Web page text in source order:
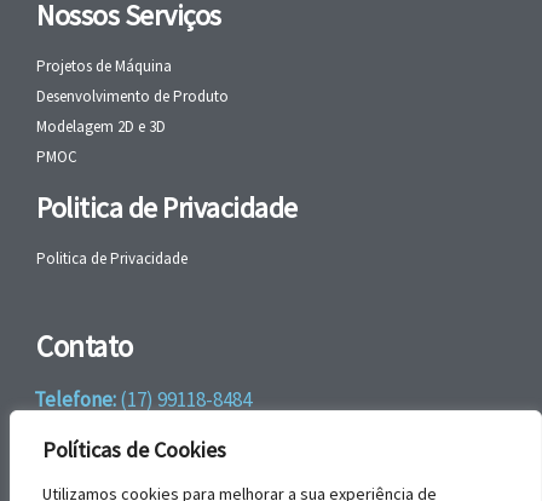
Políticas de Cookies
Utilizamos cookies para melhorar a sua experiência de
Nossos Serviços
Projetos de Máquina
Desenvolvimento de Produto
Modelagem 2D e 3D
PMOC
Politica de Privacidade
Politica de Privacidade
Contato
Telefone:(17) 99118-8484
WhatsApp:+55 (17) 99118-8484
email:faleconosco@gbrengenharia.com